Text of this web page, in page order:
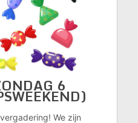
6
We zijn